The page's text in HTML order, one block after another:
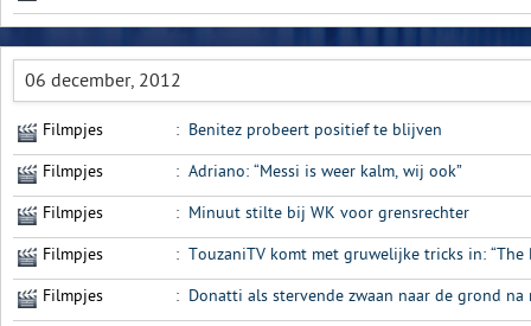
06 december, 2012
Filmpjes : Benitez probeert positief te blijven
Filmpjes : Adriano: “Messi is weer kalm, wij ook”
Filmpjes : Minuut stilte bij WK voor grensrechter
Filmpjes : TouzaniTV komt met gruwelijke tricks in: “The
Filmpjes : Donatti als stervende zwaan naar de grond na